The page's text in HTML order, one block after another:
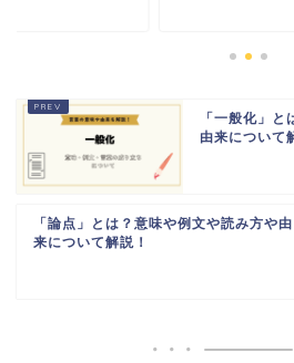
「一般化」
由来について
「論点」とは？意味や例文や読み方や由
来について解説！